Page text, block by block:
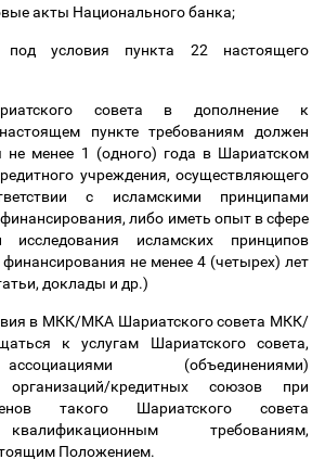
акты Национального банка;
условия пункта 22 настоящего
совета в дополнение к
пункте требованиям должен
не менее 1 (одного) года в Шариатском
учреждения, осуществляющего
с исламскими принципами
либо иметь опыт в сфере
исследования исламских принципов
не менее 4 (четырех) лет
доклады и др.)
в МКК/МКА Шариатского совета МКК/
к услугам Шариатского совета,
(объединениями)
организаций/кредитных союзов при
такого Шариатского совета
требованиям,
Положением.